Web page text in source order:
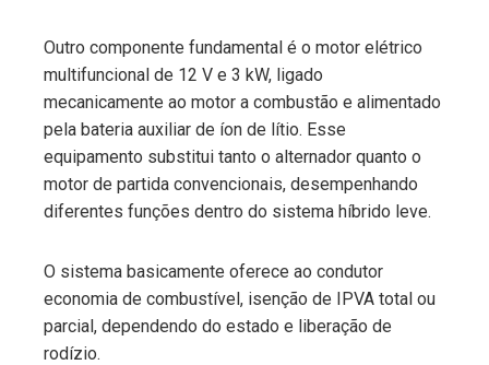
Outro componente fundamental é o motor elétrico
multifuncional de 12 V e 3 kW, ligado
mecanicamente ao motor a combustão e alimentado
pela bateria auxiliar de íon de lítio. Esse
equipamento substitui tanto o alternador quanto o
motor de partida convencionais, desempenhando
diferentes funções dentro do sistema híbrido leve.
O sistema basicamente oferece ao condutor
economia de combustível, isenção de IPVA total ou
parcial, dependendo do estado e liberação de
rodízio.